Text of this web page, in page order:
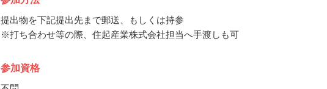
提出物を下記提出先まで郵送、もしくは持参
※打ち合わせ等の際、住起産業株式会社担当へ手渡しも可
参加資格